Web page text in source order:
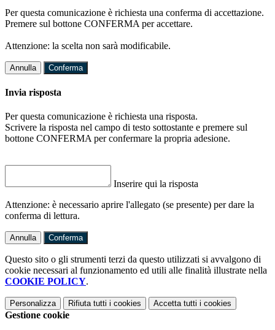
Per questa comunicazione è richiesta una conferma di accettazione.
Premere sul bottone CONFERMA per accettare.
Attenzione: la scelta non sarà modificabile.
Annulla Conferma
Invia risposta
Per questa comunicazione è richiesta una risposta.
Scrivere la risposta nel campo di testo sottostante e premere sul
bottone CONFERMA per confermare la propria adesione.
Inserire qui la risposta
Attenzione: è necessario aprire l'allegato (se presente) per dare la
conferma di lettura.
Annulla Conferma
Questo sito o gli strumenti terzi da questo utilizzati si avvalgono di
cookie necessari al funzionamento ed utili alle finalità illustrate nella
COOKIE POLICY.
Personalizza Rifiuta tutti i cookies Accetta tutti i cookies
Gestione cookie